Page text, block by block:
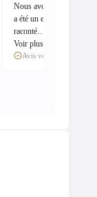
Nous avons passé un
a été un excellent guide
raconté…
Voir plus
Avis vérifié